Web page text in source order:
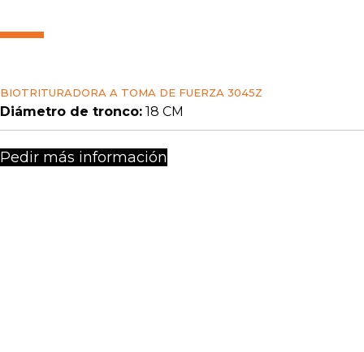
BIOTRITURADORA A TOMA DE FUERZA 3045Z
Diámetro de tronco: 18 CM
Pedir más información